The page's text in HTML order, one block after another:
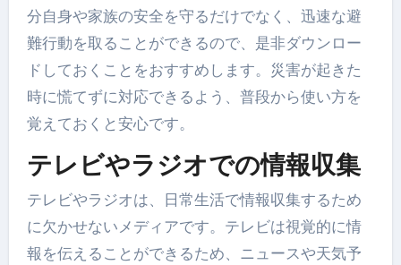
分自身や家族の安全を守るだけでなく、迅速な避
難行動を取ることができるので、是非ダウンロー
ドしておくことをおすすめします。災害が起きた
時に慌てずに対応できるよう、普段から使い方を
覚えておくと安心です。
テレビやラジオでの情報収集
テレビやラジオは、日常生活で情報収集するため
に欠かせないメディアです。テレビは視覚的に情
報を伝えることができるため、ニュースや天気予